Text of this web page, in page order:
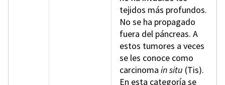
tejidos más profundos.
No se ha propagado
fuera del páncreas. A
estos tumores a veces
se les conoce como
carcinoma in situ (Tis).
En esta categoría se